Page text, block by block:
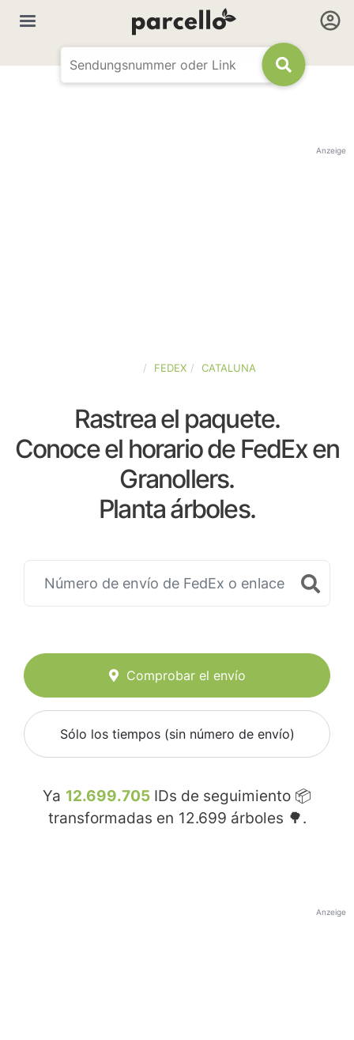
Anzeige
FEDEX CATALUNA
Rastrea el paquete.
Conoce el horario de FedEx en
Granollers.
Planta árboles.
Comprobar el envío
Sólo los tiempos (sin número de envío)
Ya 12.699.705 IDs de seguimiento 📦
transformadas en 12.699 árboles 🌳.
Anzeige